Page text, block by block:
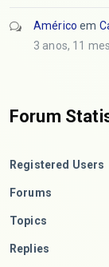
Américo em
3 anos, 11
Forum
Registered Users
Forums
Topics
Replies